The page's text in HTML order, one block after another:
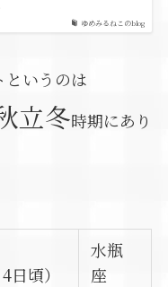
ゆめみるねこのblog
というのは
立冬時期にあり
日頃）
水瓶
座